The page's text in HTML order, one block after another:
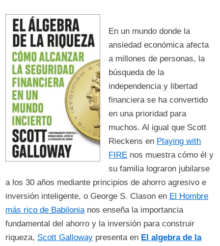
En un mundo donde la
ansiedad económica afecta
a millones de personas, la
búsqueda de la
independencia y libertad
financiera se ha convertido
en una prioridad para
muchos. Al igual que Scott
Rieckens en Playing with
FIRE nos muestra cómo él y
su familia lograron jubilarse
a los 30 años mediante principios de ahorro agresivo e
inversión inteligente, o George S. Clason en El Hombre
más rico de Babilonianos enseña la importancia
fundamental del ahorro y la inversión para construir
riqueza, Scott Galloway presenta en El algebra de la